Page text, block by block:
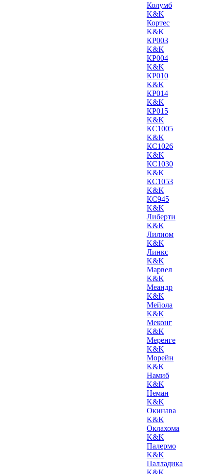
Колумб
K&K
Кортес
K&K
КР003
K&K
КР004
K&K
КР010
K&K
КР014
K&K
КР015
K&K
КС1005
K&K
КС1026
K&K
КС1030
K&K
КС1053
K&K
КС945
K&K
Либерти
K&K
Лилиом
K&K
Линкс
K&K
Марвел
K&K
Меандр
K&K
Мейола
K&K
Меконг
K&K
Меренге
K&K
Морейн
K&K
Намиб
K&K
Неман
K&K
Окинава
K&K
Оклахома
K&K
Палермо
K&K
Палладика
K&K